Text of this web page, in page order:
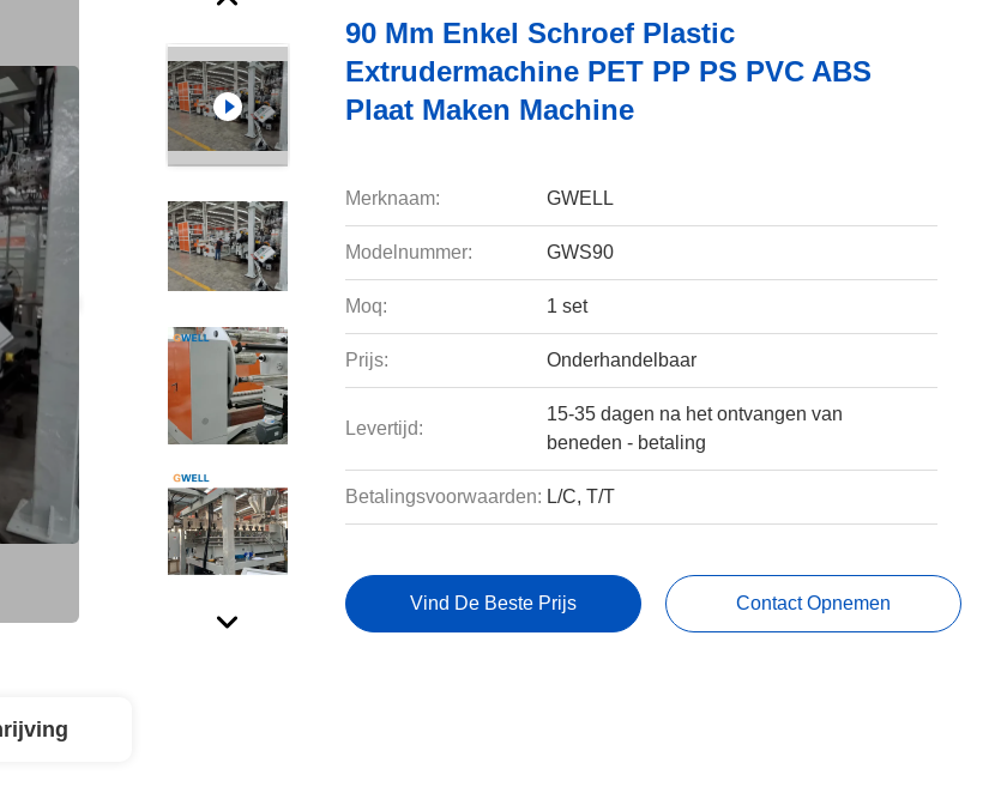
90 Mm Enkel Schroef Plastic
Extrudermachine PET PP PS PVC ABS
Plaat Maken Machine
Merknaam: GWELL
Modelnummer: GWS90
Moq: 1 set
Prijs: Onderhandelbaar
Levertijd:
15-35 dagen na het ontvangen van
beneden - betaling
Betalingsvoorwaarden: L/C, T/T
Vind De Beste Prijs Contact Opnemen